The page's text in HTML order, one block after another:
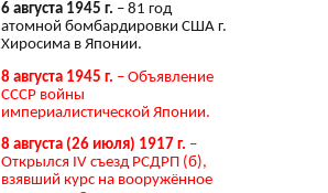
6 августа 1945 г. – 81 год
атомной бомбардировки США г.
Хиросима в Японии.
8 августа 1945 г. – Объявление
СССР войны
империалистической Японии.
8 августа (26 июля) 1917 г. –
Открылся IV съезд РСДРП (б),
взявший курс на вооружённое